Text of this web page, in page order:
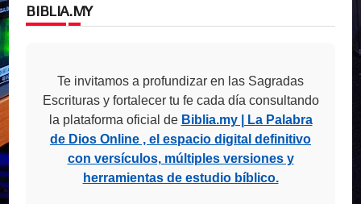
BIBLIA.MY
Te invitamos a profundizar en las Sagradas
Escrituras y fortalecer tu fe cada día consultando
la plataforma oficial de Biblia.my | La Palabra
de Dios Online , el espacio digital definitivo
con versículos, múltiples versiones y
herramientas de estudio bíblico.